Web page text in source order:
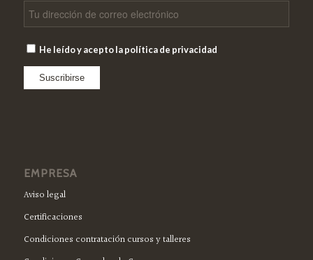
He leído y acepto la política de privacidad
EMPRESA
Aviso legal
Certificaciones
Condiciones contratación cursos y talleres